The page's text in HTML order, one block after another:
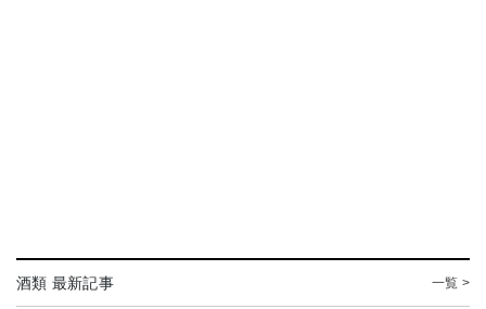
酒類 最新記事 一覧 >